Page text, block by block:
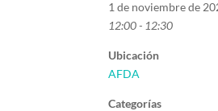
1 de noviembre de
12:00 - 12:30
Ubicación
AFDA
Categorías